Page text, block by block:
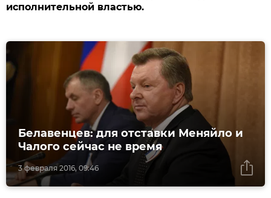
исполнительной властью.
3 февраля 2016, 09:46
Белавенцев: для отставки Меняйло и
Чалого сейчас не время